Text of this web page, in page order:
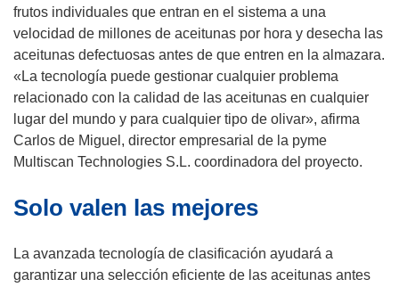
a
n
)
a
v
n
t
n
n
u
e
v
a
v
e
a
)
a
b
r
i
r
á
e
n
n
u
frutos individuales que entran en el sistema a una
velocidad de millones de aceitunas por hora y desecha las
aceitunas defectuosas antes de que entren en la almazara.
«La tecnología puede gestionar cualquier problema
relacionado con la calidad de las aceitunas en cualquier
lugar del mundo y para cualquier tipo de olivar», afirma
Carlos de Miguel, director empresarial de la pyme
Multiscan Technologies S.L. coordinadora del proyecto.
Solo valen las mejores
La avanzada tecnología de clasificación ayudará a
garantizar una selección eficiente de las aceitunas antes